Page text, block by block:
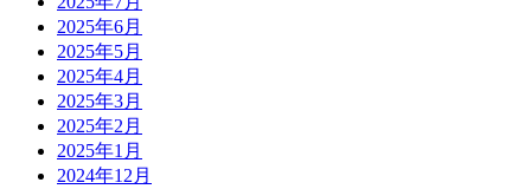
2025年6月
2025年5月
2025年4月
2025年3月
2025年2月
2025年1月
2024年12月